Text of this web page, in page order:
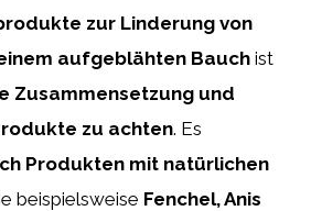
zur Linderung von
aufgeblähten Bauch ist
Zusammensetzung und
zu achten. Es
Produkten mit natürlichen
beispielsweise Fenchel, Anis